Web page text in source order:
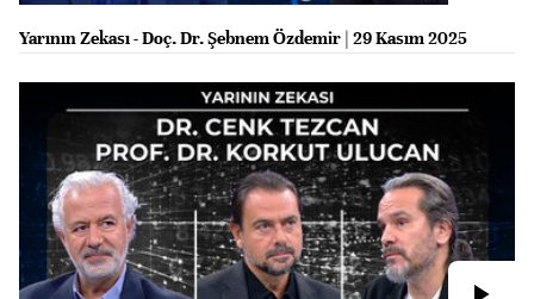
Yarının Zekası - Doç. Dr. Şebnem Özdemir | 29 Kasım 2025